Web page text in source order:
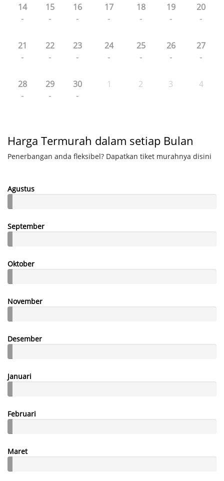
14
-
15
-
16
-
17
-
18
-
19
-
20
-
21
-
22
-
23
-
24
-
25
-
26
-
27
-
28
-
29
-
30
-
1 2 3 4
Harga Termurah dalam setiap Bulan
Penerbangan anda fleksibel? Dapatkan tiket murahnya disini
Agustus
September
Oktober
November
Desember
Januari
Februari
Maret